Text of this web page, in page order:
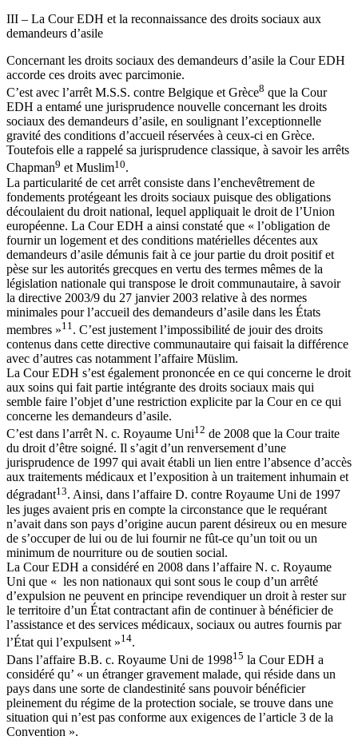
III – La Cour EDH et la reconnaissance des droits sociaux aux
demandeurs d’asile
Concernant les droits sociaux des demandeurs d’asile la Cour EDH
accorde ces droits avec parcimonie.
C’est avec l’arrêt M.S.S. contre Belgique et Grèce8 que la Cour
EDH a entamé une jurisprudence nouvelle concernant les droits
sociaux des demandeurs d’asile, en soulignant l’exceptionnelle
gravité des conditions d’accueil réservées à ceux-ci en Grèce.
Toutefois elle a rappelé sa jurisprudence classique, à savoir les arrêts
Chapman9 et Muslim10.
La particularité de cet arrêt consiste dans l’enchevêtrement de
fondements protégeant les droits sociaux puisque des obligations
découlaient du droit national, lequel appliquait le droit de l’Union
européenne. La Cour EDH a ainsi constaté que « l’obligation de
fournir un logement et des conditions matérielles décentes aux
demandeurs d’asile démunis fait à ce jour partie du droit positif et
pèse sur les autorités grecques en vertu des termes mêmes de la
législation nationale qui transpose le droit communautaire, à savoir
la directive 2003/9 du 27 janvier 2003 relative à des normes
minimales pour l’accueil des demandeurs d’asile dans les États
membres »11 . C’est justement l’impossibilité de jouir des droits
contenus dans cette directive communautaire qui faisait la différence
avec d’autres cas notamment l’affaire Müslim.
La Cour EDH s’est également prononcée en ce qui concerne le droit
aux soins qui fait partie intégrante des droits sociaux mais qui
semble faire l’objet d’une restriction explicite par la Cour en ce qui
concerne les demandeurs d’asile.
C’est dans l’arrêt N. c. Royaume Uni12 de 2008 que la Cour traite
du droit d’être soigné. Il s’agit d’un renversement d’une
jurisprudence de 1997 qui avait établi un lien entre l’absence d’accès
aux traitements médicaux et l’exposition à un traitement inhumain et
dégradant13. Ainsi, dans l’affaire D. contre Royaume Uni de 1997
les juges avaient pris en compte la circonstance que le requérant
n’avait dans son pays d’origine aucun parent désireux ou en mesure
de s’occuper de lui ou de lui fournir ne fût-ce qu’un toit ou un
minimum de nourriture ou de soutien social.
La Cour EDH a considéré en 2008 dans l’affaire N. c. Royaume
Uni que « les non nationaux qui sont sous le coup d’un arrêté
d’expulsion ne peuvent en principe revendiquer un droit à rester sur
le territoire d’un État contractant afin de continuer à bénéficier de
l’assistance et des services médicaux, sociaux ou autres fournis par
l’État qui l’expulsent »14.
Dans l’affaire B.B. c. Royaume Uni de 199815 la Cour EDH a
considéré qu’ « un étranger gravement malade, qui réside dans un
pays dans une sorte de clandestinité sans pouvoir bénéficier
pleinement du régime de la protection sociale, se trouve dans une
situation qui n’est pas conforme aux exigences de l’article 3 de la
Convention ».